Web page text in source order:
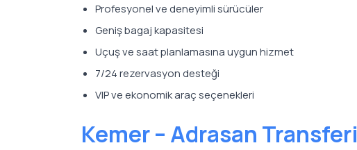
Profesyonel ve deneyimli sürücüler
Geniş bagaj kapasitesi
Uçuş ve saat planlamasına uygun hizmet
7/24 rezervasyon desteği
VIP ve ekonomik araç seçenekleri
Kemer – Adrasan Transferi